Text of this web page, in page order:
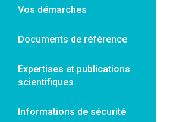
Vos démarches
Documents de référence
Expertises et publications
scientifiques
Informations de sécurité